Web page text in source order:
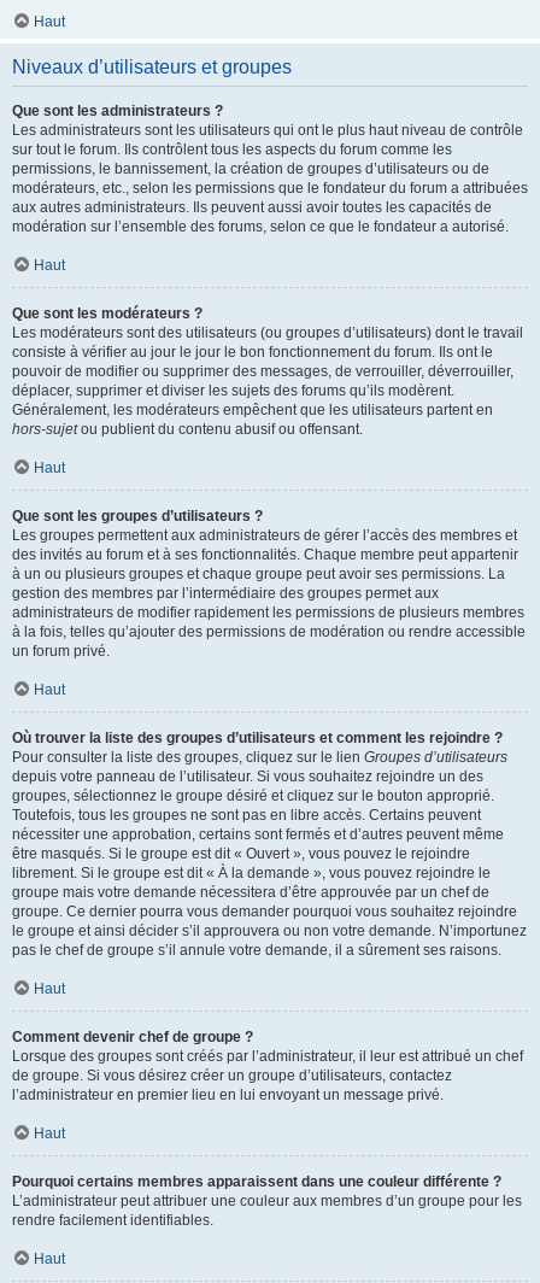
Haut
Niveaux d’utilisateurs et groupes
Que sont les administrateurs ?
Les administrateurs sont les utilisateurs qui ont le plus haut niveau de contrôle
sur tout le forum. Ils contrôlent tous les aspects du forum comme les
permissions, le bannissement, la création de groupes d’utilisateurs ou de
modérateurs, etc., selon les permissions que le fondateur du forum a attribuées
aux autres administrateurs. Ils peuvent aussi avoir toutes les capacités de
modération sur l’ensemble des forums, selon ce que le fondateur a autorisé.
Haut
Que sont les modérateurs ?
Les modérateurs sont des utilisateurs (ou groupes d’utilisateurs) dont le travail
consiste à vérifier au jour le jour le bon fonctionnement du forum. Ils ont le
pouvoir de modifier ou supprimer des messages, de verrouiller, déverrouiller,
déplacer, supprimer et diviser les sujets des forums qu’ils modèrent.
Généralement, les modérateurs empêchent que les utilisateurs partent en
hors-sujetou publient du contenu abusif ou offensant.
Haut
Que sont les groupes d’utilisateurs ?
Les groupes permettent aux administrateurs de gérer l’accès des membres et
des invités au forum et à ses fonctionnalités. Chaque membre peut appartenir
à un ou plusieurs groupes et chaque groupe peut avoir ses permissions. La
gestion des membres par l’intermédiaire des groupes permet aux
administrateurs de modifier rapidement les permissions de plusieurs membres
à la fois, telles qu’ajouter des permissions de modération ou rendre accessible
un forum privé.
Haut
Où trouver la liste des groupes d’utilisateurs et comment les rejoindre ?
Pour consulter la liste des groupes, cliquez sur le lien Groupes d’utilisateurs
depuis votre panneau de l’utilisateur. Si vous souhaitez rejoindre un des
groupes, sélectionnez le groupe désiré et cliquez sur le bouton approprié.
Toutefois, tous les groupes ne sont pas en libre accès. Certains peuvent
nécessiter une approbation, certains sont fermés et d’autres peuvent même
être masqués. Si le groupe est dit « Ouvert », vous pouvez le rejoindre
librement. Si le groupe est dit « À la demande », vous pouvez rejoindre le
groupe mais votre demande nécessitera d’être approuvée par un chef de
groupe. Ce dernier pourra vous demander pourquoi vous souhaitez rejoindre
le groupe et ainsi décider s’il approuvera ou non votre demande. N’importunez
pas le chef de groupe s’il annule votre demande, il a sûrement ses raisons.
Haut
Comment devenir chef de groupe ?
Lorsque des groupes sont créés par l’administrateur, il leur est attribué un chef
de groupe. Si vous désirez créer un groupe d’utilisateurs, contactez
l’administrateur en premier lieu en lui envoyant un message privé.
Haut
Pourquoi certains membres apparaissent dans une couleur différente ?
L’administrateur peut attribuer une couleur aux membres d’un groupe pour les
rendre facilement identifiables.
Haut